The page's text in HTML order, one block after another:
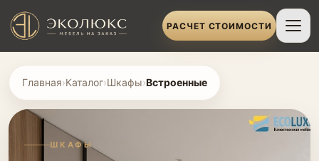
РАСЧЕТ СТОИМОСТИ
Главная›Каталог›Шкафы›Встроенные
ШКАФЫ